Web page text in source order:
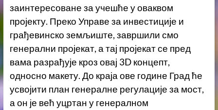
заинтересоване за учешће у оваквом
пројекту. Преко Управе за инвестиције и
грађевинско земљиште, завршили смо
генерални пројекат, а тај пројекат се пред
вама разрађује кроз овај 3D концепт,
односно макету. До краја ове године Град ће
усвојити план генералне регулације за мост,
а он је већ уцртан у генералном